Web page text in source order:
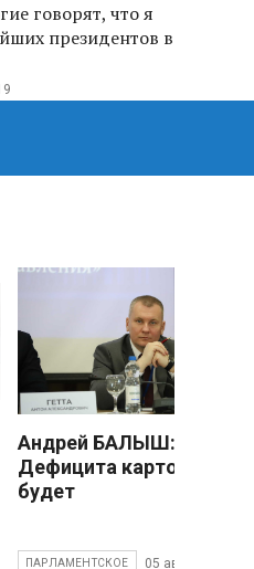
говорят, что я
президентов в
Андрей БАЛЫШ:
Дефицита картофеля не
будет
ПАРЛАМЕНТСКОЕ 05 августа 2026